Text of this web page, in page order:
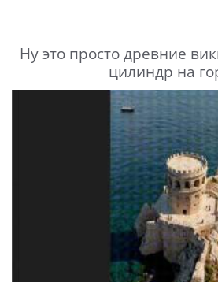
Ну это просто древние
цилиндр на